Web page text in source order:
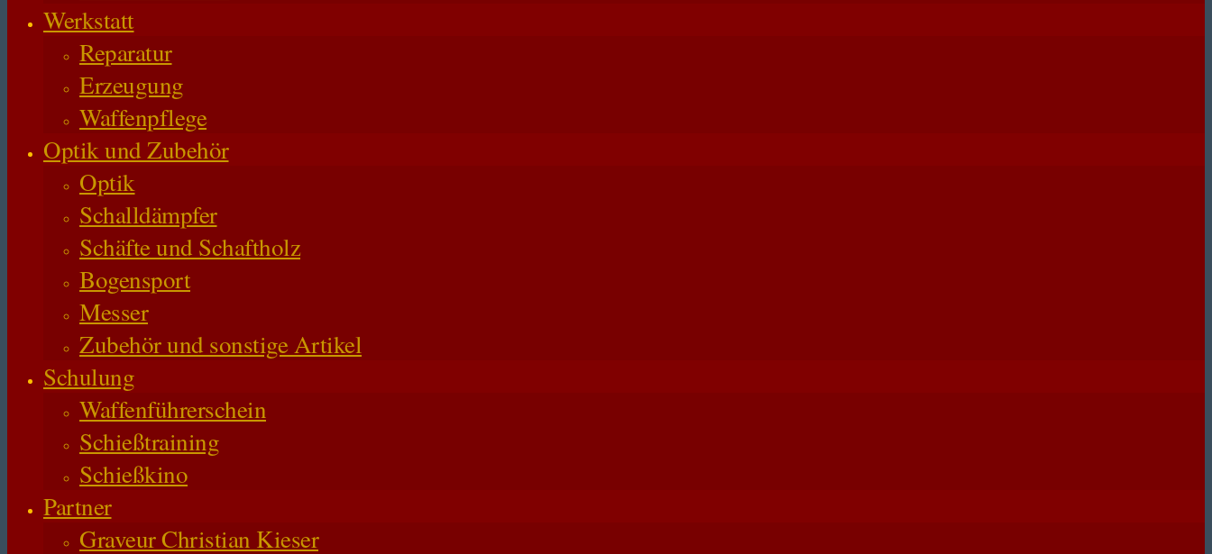
Werkstatt
Reparatur
Erzeugung
Waffenpflege
Optik und Zubehör
Optik
Schalldämpfer
Schäfte und Schaftholz
Bogensport
Messer
Zubehör und sonstige Artikel
Schulung
Waffenführerschein
Schießtraining
Schießkino
Partner
Graveur Christian Kieser